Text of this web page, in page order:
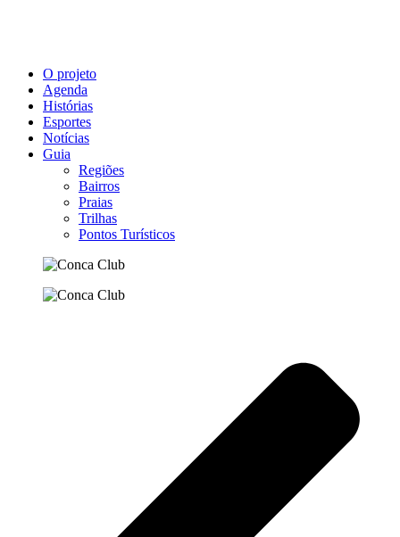
O projeto
Agenda
Histórias
Esportes
Notícias
Guia
Regiões
Bairros
Praias
Trilhas
Pontos Turísticos